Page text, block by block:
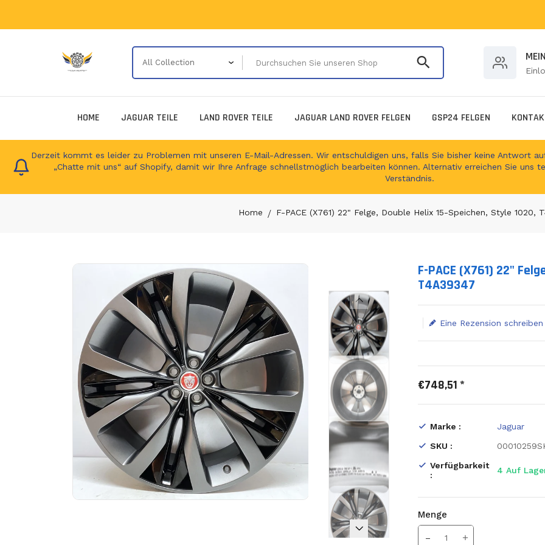
Durchsuchen Sie
HOME JAGUAR TEILE LAND ROVER TEILE JAGUAR LAND ROVER FELGEN GSP24 FELGEN
Derzeit kommt es leider zu Problemen mit unseren E-Mail-Adressen. Wir entschuldigen uns, falls Sie bisher keine Antwort
„Chatte mit uns“ auf Shopify, damit wir Ihre Anfrage schnellstmöglich bearbeiten können. Alternativ erreichen Sie uns
Verständnis.
Home F-PACE (X761) 22" Felge, Double Helix 15-Speichen, Style 1020,
F-PACE (X761) 22"
T4A39347
Eine Rezension schreiben
Translation missing:
€748,51 *
Marke :
Jaguar
SKU :
Verfügbarkeit
:
4 Auf
Menge
Translation missing: